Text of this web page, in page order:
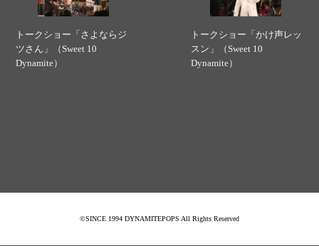
トークショー「さよならジ
ツさん」（Sweet 10
Dynamite）
トークショー「かけ声レッ
スン」（Sweet 10
Dynamite）
©SINCE 1994 DYNAMITEPOPS All Rights Reserved